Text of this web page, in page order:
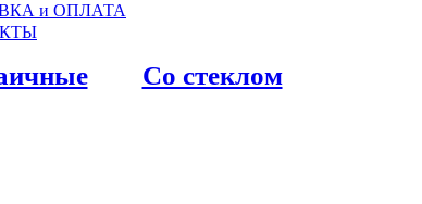
Со стеклом
и ОПЛАТА